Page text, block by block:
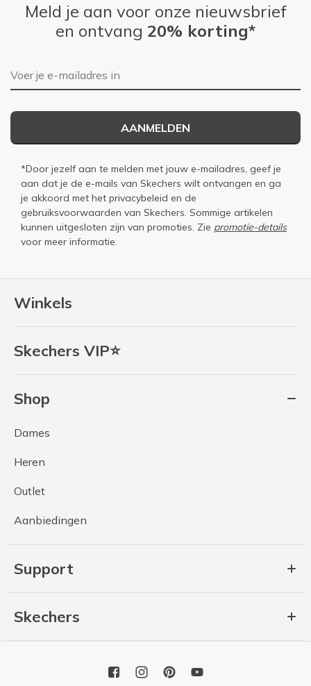
Winkels
Skechers VIP⭐
Shop
Dames
Heren
Outlet
Aanbiedingen
Support
Skechers
Meld je aan voor onze nieuwsbrief
en ontvang 20% korting*
E-mailadres
AANMELDEN
*Door jezelf aan te melden met jouw e-mailadres, geef je
aan dat je de e-mails van Skechers wilt ontvangen en ga
je akkoord met het privacybeleid en de
gebruiksvoorwaarden van Skechers. Sommige artikelen
kunnen uitgesloten zijn van promoties. Zie promotie-details
voor meer informatie.